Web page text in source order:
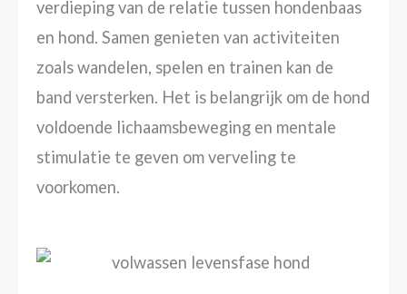
verdieping van de relatie tussen hondenbaas
en hond. Samen genieten van activiteiten
zoals wandelen, spelen en trainen kan de
band versterken. Het is belangrijk om de hond
voldoende lichaamsbeweging en mentale
stimulatie te geven om verveling te
voorkomen.